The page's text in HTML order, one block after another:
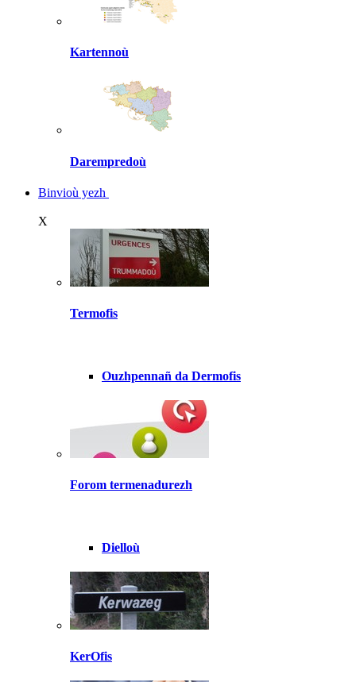
Kartennoù
Darempredoù
Binvioù yezh
X
Termofis
Ouzhpennañ da Dermofis
Forom termenadurezh
Dielloù
KerOfis